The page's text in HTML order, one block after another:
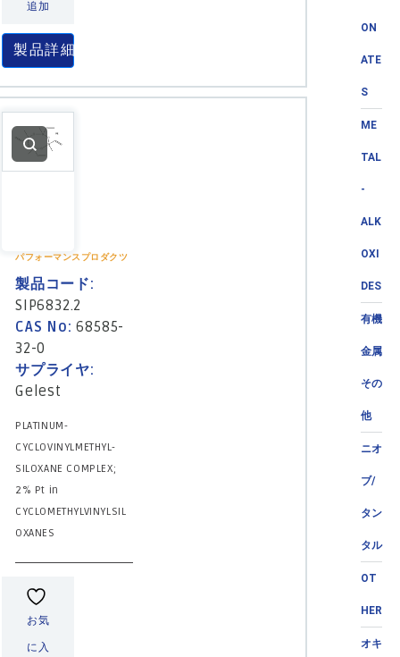
ON
ATE
S
ME
TAL
-
ALK
OXI
DES
有機
金属
その
他
ニオ
ブ/
タン
タル
OT
HER
オキ
追加
製品詳細
パフォーマンスプロダクツ
製品コード:
SIP6832.2
CAS No:68585-
32-0
サプライヤ:
Gelest
PLATINUM-
CYCLOVINYLMETHYL-
SILOXANE COMPLEX;
2% Pt in
CYCLOMETHYLVINYLSIL
OXANES
お気
に入